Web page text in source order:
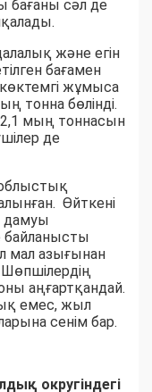
сәл де
және егін
бағамен
жұмыса
тонна бөлінді.
мың тоннасын
де
Өйткені
дамуы
байланысты
мал азығынан
аңғартқандай.
емес, жыл
сенім бар.
округіндегі